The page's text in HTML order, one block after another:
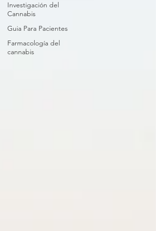
Investigación del
Cannabis
Guia Para Pacientes
Farmacología del
cannabis